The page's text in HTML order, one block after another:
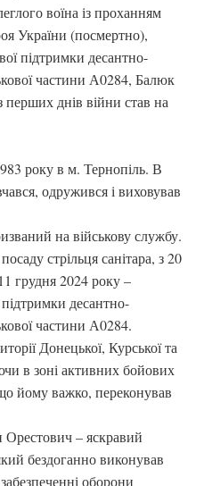
воїна із проханням
України (посмертно),
підтримки десантно-
частини А0284, Балюк
днів війни став на
року в м. Тернопіль. В
одружився і виховував
на військову службу.
стрільця санітара, з 20
грудня 2024 року –
десантно-
частини А0284.
Донецької, Курської та
в зоні активних бойових
йому важко, переконував
– яскравий
бездоганно виконував
оборони